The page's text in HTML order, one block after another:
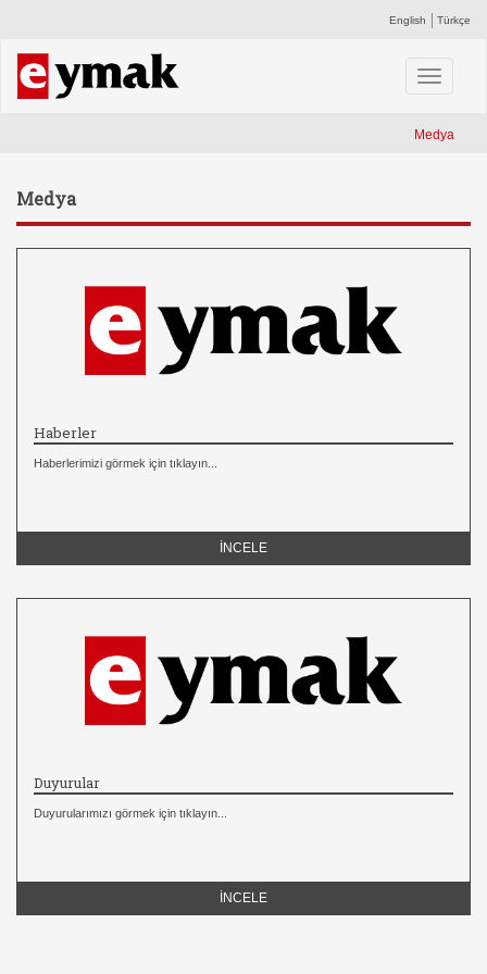
English Türkçe
Toggle
Medya
Medya
Haberler
Haberlerimizi görmek için tıklayın...
İNCELE
Duyurular
Duyurularımızı görmek için tıklayın...
İNCELE